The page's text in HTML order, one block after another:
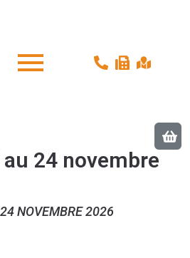
24 novembre
NOVEMBRE 2026